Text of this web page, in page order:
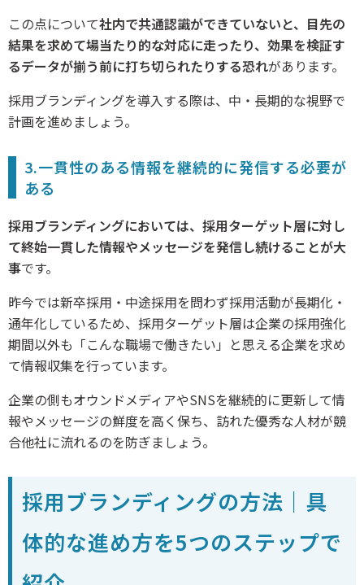
この点について社内で共通認識ができていないと、目先の
結果を求めて場当たり的な対応に走ったり、効果を検証す
るデータが揃う前に打ち切られたりする恐れがあります。
採用ブランディングを導入する際は、中・長期的な視野で
計画を進めましょう。
3.一貫性のある情報を継続的に発信する必要が
ある
採用ブランディングにおいては、採用ターゲット層に対し
て終始一貫した情報やメッセージを発信し続けることが大
事です。
昨今では新卒採用・中途採用を問わず採用活動が長期化・
通年化しているため、採用ターゲット層は企業の採用強化
期間以外も「こんな職場で働きたい」と思える企業を求め
て情報収集を行っています。
企業の側もオウンドメディアやSNSを継続的に更新して情
報やメッセージの鮮度を高く保ち、訪れた優秀な人材が競
合他社に流れるのを防ぎましょう。
採用ブランディングの方法｜具
体的な進め方を5つのステップで